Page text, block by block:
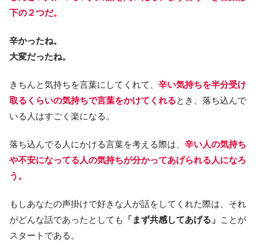
下の２つだ。
辛かったね。
大変だったね。
きちんと気持ちを言葉にしてくれて、 辛い気持ちを半分受け
取るくらいの気持ちで言葉をかけてくれるとき、落ち込んで
いる人はすごく楽になる。
落ち込んでる人にかける言葉を考える際は、 辛い人の気持ち
や不安になってる人の気持ちが分かってあげられる人になろ
う。
もしあなたの声掛けで好きな人が話をしてくれた際は、それ
がどんな話であったとしても
「まず共感してあげる」 ことが
スタートである。